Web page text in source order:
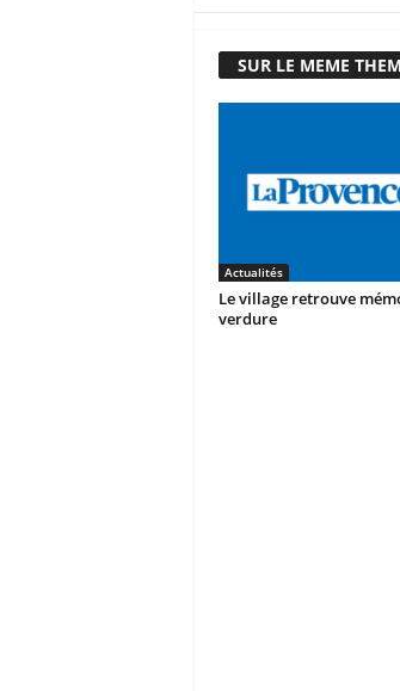
SUR LE MEME
Actualités
Le village retrouve
verdure